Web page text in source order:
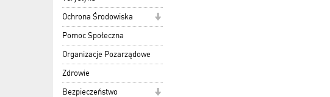
Ochrona Środowiska
Pomoc Społeczna
Organizacje Pozarządowe
Zdrowie
Bezpieczeństwo